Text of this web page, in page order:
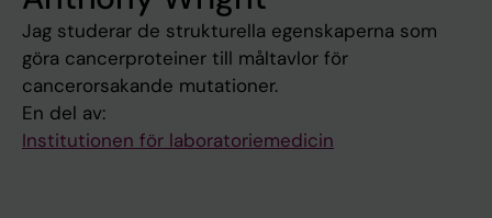
Jag studerar de strukturella egenskaperna som
göra cancerproteiner till måltavlor för
cancerorsakande mutationer.
En del av:
Institutionen för laboratoriemedicin